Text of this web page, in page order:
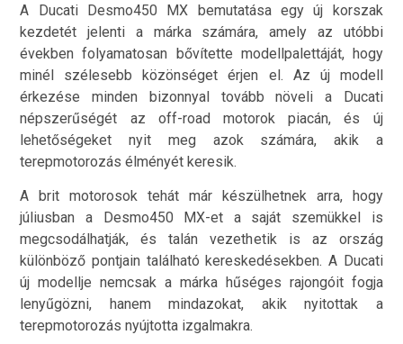
A Ducati Desmo450 MX bemutatása egy új korszak
kezdetét jelenti a márka számára, amely az utóbbi
években folyamatosan bővítette modellpalettáját, hogy
minél szélesebb közönséget érjen el. Az új modell
érkezése minden bizonnyal tovább növeli a Ducati
népszerűségét az off-road motorok piacán, és új
lehetőségeket nyit meg azok számára, akik a
terepmotorozás élményét keresik.
A brit motorosok tehát már készülhetnek arra, hogy
júliusban a Desmo450 MX-et a saját szemükkel is
megcsodálhatják, és talán vezethetik is az ország
különböző pontjain található kereskedésekben. A Ducati
új modellje nemcsak a márka hűséges rajongóit fogja
lenyűgözni, hanem mindazokat, akik nyitottak a
terepmotorozás nyújtotta izgalmakra.